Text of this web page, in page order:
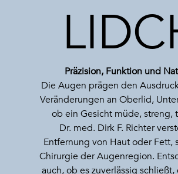
Präzision, Funktion und
Die Augen prägen den
Veränderungen an Oberlid,
ob ein Gesicht müde, streng,
Dr. med. Dirk F. Richter
Entfernung von Haut oder Fett,
Chirurgie der Augenregion.
auch, ob es zuverlässig